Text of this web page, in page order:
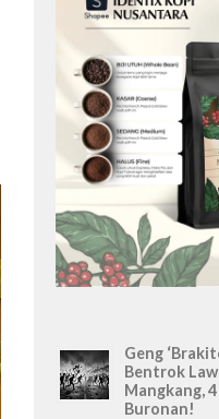
Geng
Bentrok
Mangkang,
Buronan!